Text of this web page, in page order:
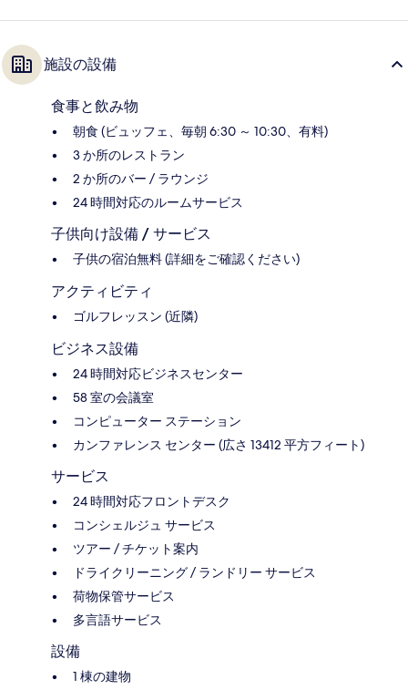
施設の設備
食事と飲み物
朝食 (ビュッフェ、毎朝 6:30 ～ 10:30、有料)
3 か所のレストラン
2 か所のバー / ラウンジ
24 時間対応のルームサービス
子供向け設備 / サービス
子供の宿泊無料 (詳細をご確認ください)
アクティビティ
ゴルフレッスン (近隣)
ビジネス設備
24 時間対応ビジネスセンター
58 室の会議室
コンピューター ステーション
カンファレンス センター (広さ 13412 平方フィート)
サービス
24 時間対応フロントデスク
コンシェルジュ サービス
ツアー / チケット案内
ドライクリーニング / ランドリー サービス
荷物保管サービス
多言語サービス
設備
1 棟の建物